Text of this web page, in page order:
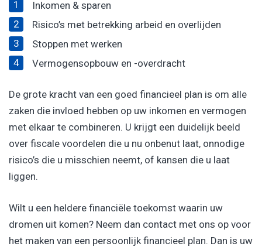
Inkomen & sparen
Risico’s met betrekking arbeid en overlijden
Stoppen met werken
Vermogensopbouw en -overdracht
De grote kracht van een goed financieel plan is om alle
zaken die invloed hebben op uw inkomen en vermogen
met elkaar te combineren. U krijgt een duidelijk beeld
over fiscale voordelen die u nu onbenut laat, onnodige
risico’s die u misschien neemt, of kansen die u laat
liggen.
Wilt u een heldere financiële toekomst waarin uw
dromen uit komen? Neem dan contact met ons op voor
het maken van een persoonlijk financieel plan. Dan is uw